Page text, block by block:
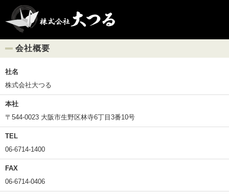
会社概要
社名
株式会社大つる
本社
〒544-0023 大阪市生野区林寺6丁目3番10号
TEL
06-6714-1400
FAX
06-6714-0406